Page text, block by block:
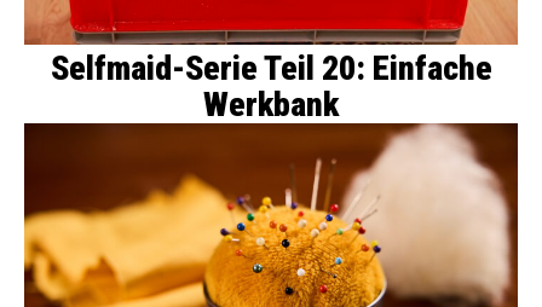
Selfmaid-Serie Teil 20: Einfache
Werkbank